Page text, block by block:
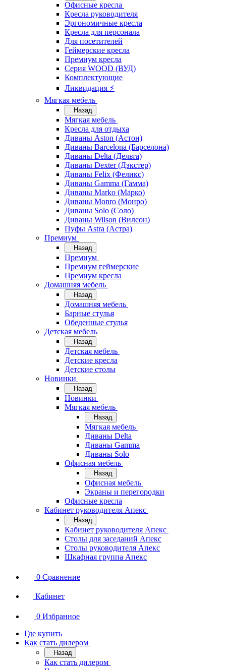
Офисные кресла
Кресла руководителя
Эргономичные кресла
Кресла для персонала
Для посетителей
Геймерские кресла
Премиум кресла
Серия WOOD (ВУД)
Комплектующие
Ликвидация ⚡
Мягкая мебель
Назад
Мягкая мебель
Кресла для отдыха
Диваны Aston (Астон)
Диваны Barcelona (Барселона)
Диваны Delta (Дельта)
Диваны Dexter (Дэкстер)
Диваны Felix (Феликс)
Диваны Gamma (Гамма)
Диваны Marko (Марко)
Диваны Monro (Монро)
Диваны Solo (Соло)
Диваны Wilson (Вилсон)
Пуфы Astra (Астра)
Премиум
Назад
Премиум
Премиум геймерские
Премиум кресла
Домашняя мебель
Назад
Домашняя мебель
Барные стулья
Обеденные стулья
Детская мебель
Назад
Детская мебель
Детские кресла
Детские столы
Новинки
Назад
Новинки
Мягкая мебель
Назад
Мягкая мебель
Диваны Delta
Диваны Gamma
Диваны Solo
Офисная мебель
Назад
Офисная мебель
Экраны и перегородки
Офисные кресла
Кабинет руководителя Апекс
Назад
Кабинет руководителя Апекс
Столы для заседаний Апекс
Столы руководителя Апекс
Шкафная группа Апекс
0 Сравнение
Кабинет
0 Избранное
Где купить
Как стать дилером
Назад
Как стать дилером